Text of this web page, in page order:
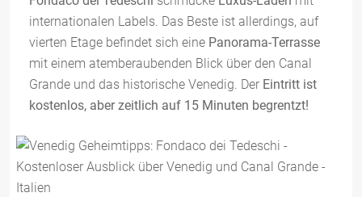
internationalen Labels. Das Beste ist allerdings, auf
vierten Etage befindet sich eine Panorama-Terrasse
mit einem atemberaubenden Blick über den Canal
Grande und das historische Venedig. Der Eintritt ist
kostenlos, aber zeitlich auf 15 Minuten begrentzt!